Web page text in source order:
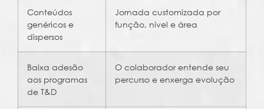
Conteúdos
genéricos e
dispersos
Jornada customizada por
função, nível e área
Baixa adesão
aos programas
de T&D
O colaborador entende seu
percurso e enxerga evolução